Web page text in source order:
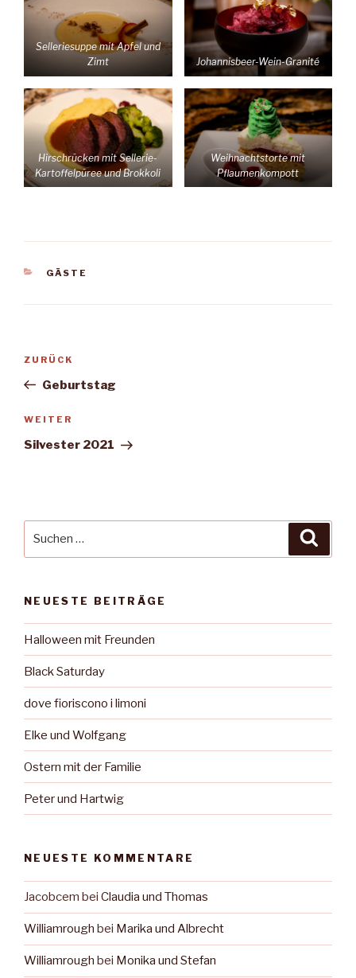
Selleriesuppe mit Apfel und
Zimt
Johannisbeer-Wein-Granité
Hirschrücken mit Sellerie-
Kartoffelpüree und Brokkoli
Weihnachtstorte mit
Pflaumenkompott
KATEGORIEN
GÄSTE
Beitrags-
Vorheriger
Beitrag
ZURÜCK
Geburtstag
Nächster
Beitrag
WEITER
Silvester 2021
NEUESTE BEITRÄGE
Halloween mit Freunden
Black Saturday
dove fioriscono i limoni
Elke und Wolfgang
Ostern mit der Familie
Peter und Hartwig
NEUESTE KOMMENTARE
Jacobcem bei Claudia und Thomas
Williamrough bei Marika und Albrecht
Williamrough bei Monika und Stefan